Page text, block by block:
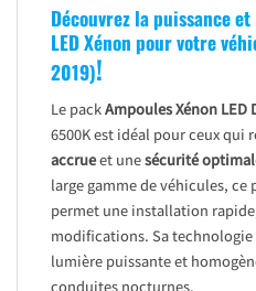
Découvrez la puissance
LED Xénon pour votre
2019)!
Le packAmpoules Xénon LED
6500K est idéal pour ceux qui
accrueet unesécurité
large gamme de véhicules,
permet une installation
modifications. Sa technologie
lumière puissante et
conduites nocturnes.